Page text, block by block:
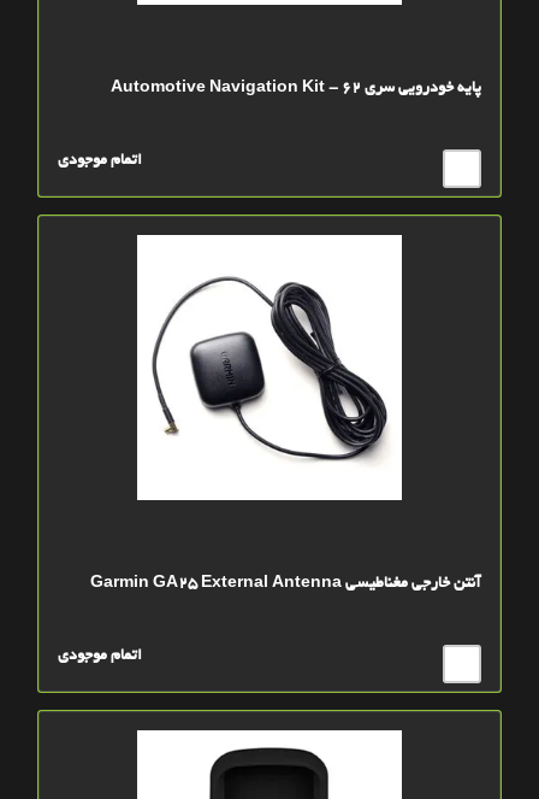
پايه خودرويي سري 62 - Automotive Navigation Kit
اتمام موجودی
آنتن خارجي مغناطيسي Garmin GA25 External Antenna
اتمام موجودی